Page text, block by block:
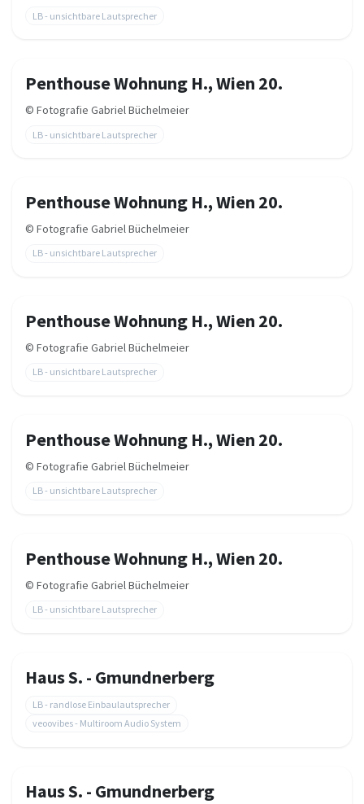
LB - unsichtbare Lautsprecher
Penthouse Wohnung H., Wien 20.
© Fotografie Gabriel Büchelmeier
LB - unsichtbare Lautsprecher
Penthouse Wohnung H., Wien 20.
© Fotografie Gabriel Büchelmeier
LB - unsichtbare Lautsprecher
Penthouse Wohnung H., Wien 20.
© Fotografie Gabriel Büchelmeier
LB - unsichtbare Lautsprecher
Penthouse Wohnung H., Wien 20.
© Fotografie Gabriel Büchelmeier
LB - unsichtbare Lautsprecher
Penthouse Wohnung H., Wien 20.
© Fotografie Gabriel Büchelmeier
LB - unsichtbare Lautsprecher
Haus S. - Gmundnerberg
LB - randlose Einbaulautsprecher
veoovibes - Multiroom Audio System
Haus S. - Gmundnerberg